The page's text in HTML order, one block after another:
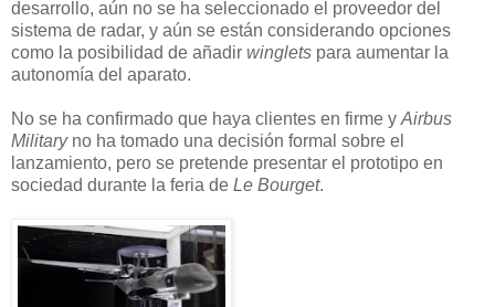
desarrollo, aún no se ha seleccionado el proveedor del
sistema de radar, y aún se están considerando opciones
como la posibilidad de añadir winglets para aumentar la
autonomía del aparato.
No se ha confirmado que haya clientes en firme y Airbus
Militaryno ha tomado una decisión formal sobre el
lanzamiento, pero se pretende presentar el prototipo en
sociedad durante la feria de Le Bourget.